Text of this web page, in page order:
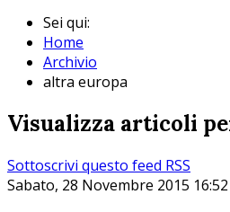
Sei qui:
Home
Archivio
altra europa
Visualizza articoli
Sottoscrivi questo feed RSS
Sabato, 28 Novembre 2015 16:52